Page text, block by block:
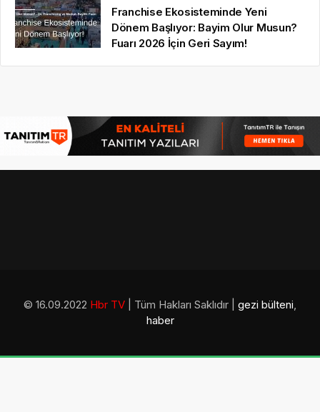
Franchise Ekosisteminde Yeni
Dönem Başlıyor: Bayim Olur Musun?
Fuarı 2026 İçin Geri Sayım!
© 16.09.2022 Hbr TV | Tüm Hakları Saklıdır | gezi bülteni,
haber